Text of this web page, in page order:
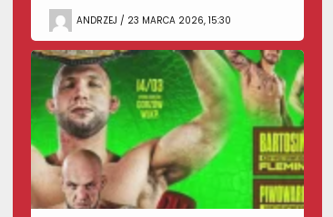
ANDRZEJ / 23 MARCA 2026, 15:30